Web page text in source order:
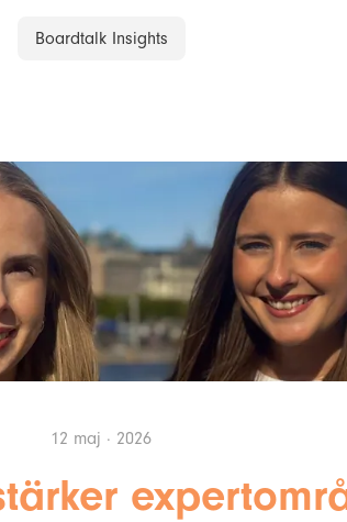
Boardtalk Insights
12 maj · 2026